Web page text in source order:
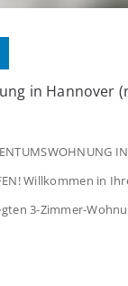
in Hannover
Willkommen in
3-Zimmer-